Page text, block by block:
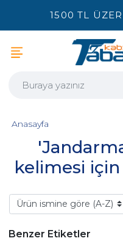
1500 TL
kelimesi
Anasayfa
Benzer Etiketler